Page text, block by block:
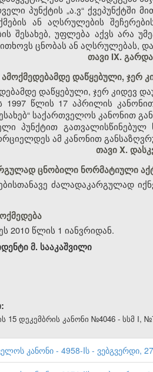
პუნქტის „ა.ვ“
ან აღსრულების
შესახებ, უფლება აქვს არა
ცნობას ან აღსრულებას,
თავი IX.
ამოქმედებამდე დაწყებული,
დაწყებული, ჯერ კიდევ
1997 წლის 17 აპრილის
საქართველოს კანონით
პუნქტით
ამ კანონით
თავი X.
ცნობილი ნორმატიული
ძალადაკარგულად
2010 წლის 1 იანვრიდან.
მ. სააკაშვილი
15 დეკემბრის კანონი №4046 - სსმ I, №
კანონი - 4958-Iს - ვებგვერდი,